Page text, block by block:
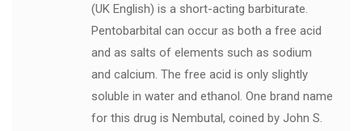
(UK English) is a short-acting barbiturate.
Pentobarbital can occur as both a free acid
and as salts of elements such as sodium
and calcium. The free acid is only slightly
soluble in water and ethanol. One brand name
for this drug is Nembutal, coined by John S.